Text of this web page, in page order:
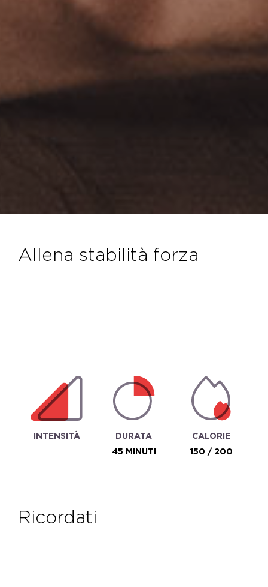
allena stabilità forza
INTENSITÀ
DURATA
45 MINUTI
CALORIE
150 / 200
ricordati